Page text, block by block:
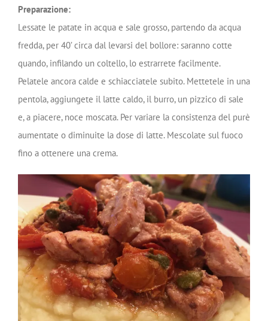
Preparazione:
Lessate le patate in acqua e sale grosso, partendo da acqua
fredda, per 40’ circa dal levarsi del bollore: saranno cotte
quando, infilando un coltello, lo estrarrete facilmente.
Pelatele ancora calde e schiacciatele subito. Mettetele in una
pentola, aggiungete il latte caldo, il burro, un pizzico di sale
e, a piacere, noce moscata. Per variare la consistenza del purè
aumentate o diminuite la dose di latte. Mescolate sul fuoco
fino a ottenere una crema.